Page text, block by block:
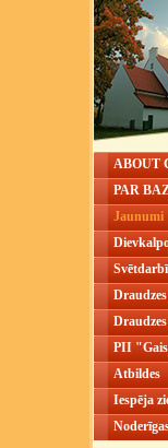
ABOUT
PAR
Jaunumi
PII
Atbildes
Iespēja